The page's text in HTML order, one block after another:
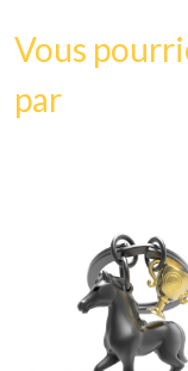
Vous
par